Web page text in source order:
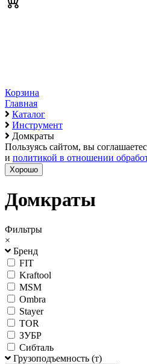
Корзина
Главная
Каталог
Инструмент
Домкраты
Пользуясь сайтом, вы
и политикой в отношении
Хорошо
Домкраты
Фильтры
×
Бренд
FIT
Kraftool
MSM
Ombra
Stayer
TOR
ЗУБР
Сибталь
Грузоподъемность (т)